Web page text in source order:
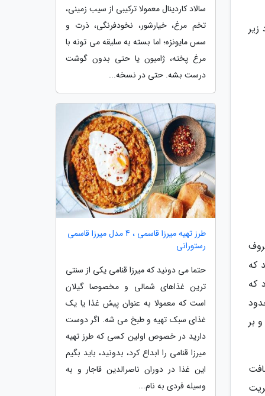
که
که
بر
سالاد کاردینال معمولا ترکیبی از سیب زمینی،
تخم مرغ، خیارشور، نخودفرنگی، ذرت و
سس مایونزه؛ اما بسته به سلیقه می تونه با
مرغ پخته، ژامبون یا حتی بدون گوشت
درست بشه. حتی در نسخه...
طرز تهیه میرزا قاسمی ، 4 مدل میرزا قاسمی
رستورانی
حتما می دونید که میرزا قنامی یکی از سنتی
ترین غذاهای شمالی و مخصوصا گیلان
است که معمولا به عنوان پیش غذا یا یک
غذای سبک تهیه و طبخ می شه. اگر دوست
دارید در خصوص اولین کسی که طرز تهیه
میرزا قنامی را ابداع کرد، بدونید، باید بگیم
این غذا در دوران ناصرالدین قاجار و به
وسیله فردی به نام...